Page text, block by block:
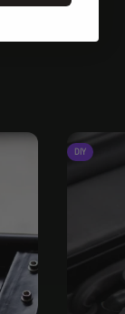
DIY